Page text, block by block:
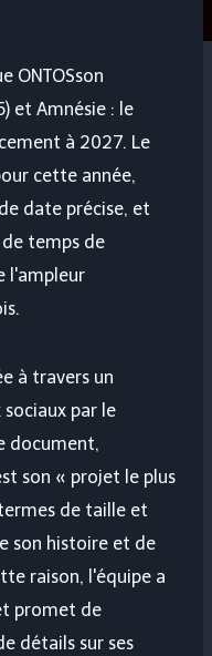
ONTOSson
et Amnésie : le
à 2027. Le
cette année,
date précise, et
temps de
l'ampleur
à travers un
sociaux par le
document,
son « projet le plus
de taille et
son histoire et de
raison, l'équipe a
promet de
détails sur ses